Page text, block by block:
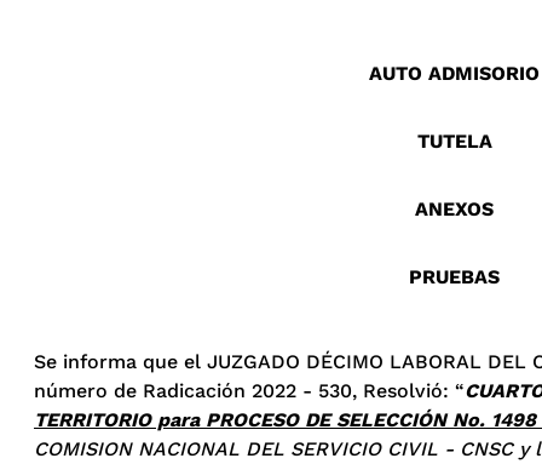
AUTO ADMISORIO
TUTELA
ANEXOS
PRUEBAS
Se informa que el JUZGADO DÉCIMO LABORAL
número de Radicación 2022 - 530, Resolvió: “
TERRITORIO para PROCESO DE SELECCIÓN No.
COMISION NACIONAL DEL SERVICIO CIVIL -